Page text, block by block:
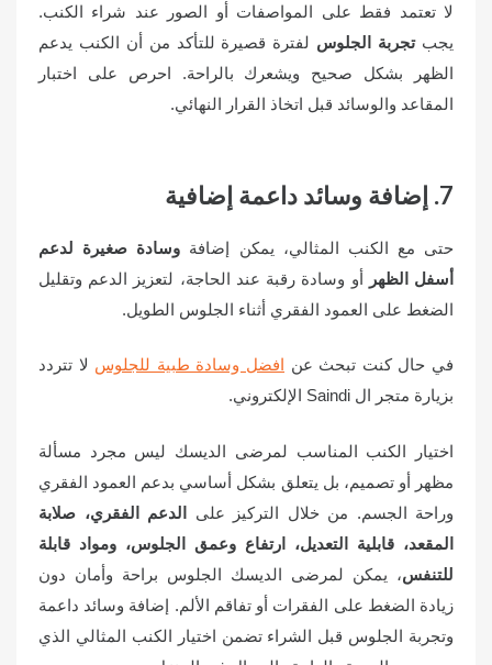
لا تعتمد فقط على المواصفات أو الصور عند شراء الكنب.
يجبتجربة الجلوس لفترة قصيرة للتأكد من أن الكنب يدعم
الظهر بشكل صحيح ويشعرك بالراحة. احرص على اختبار
المقاعد والوسائد قبل اتخاذ القرار النهائي.
7. إضافة وسائد داعمة إضافية
حتى مع الكنب المثالي، يمكن إضافة وسادة صغيرة لدعم
أسفل الظهر أو وسادة رقبة عند الحاجة، لتعزيز الدعم وتقليل
الضغط على العمود الفقري أثناء الجلوس الطويل.
في حال كنت تبحث عن افضل وسادة طبية للجلوس لا تتردد
بزيارة متجر ال Saindi الإلكتروني.
اختيار الكنب المناسب لمرضى الديسك ليس مجرد مسألة
مظهر أو تصميم، بل يتعلق بشكل أساسي بدعم العمود الفقري
وراحة الجسم. من خلال التركيز على
الدعم الفقري، صلابة
المقعد، قابلية التعديل، ارتفاع وعمق الجلوس، ومواد قابلة
للتنفس، يمكن لمرضى الديسك الجلوس براحة وأمان دون
زيادة الضغط على الفقرات أو تفاقم الألم. إضافة وسائد داعمة
وتجربة الجلوس قبل الشراء تضمن اختيار الكنب المثالي الذي